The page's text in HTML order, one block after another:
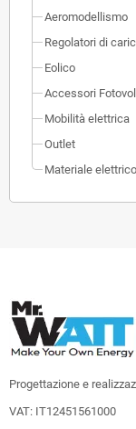
Aeromodellismo
Regolatori di
Eolico
Accessori
Mobilità elettrica
Outlet
Materiale elettrico
Progettazione e
VAT: IT12451561000